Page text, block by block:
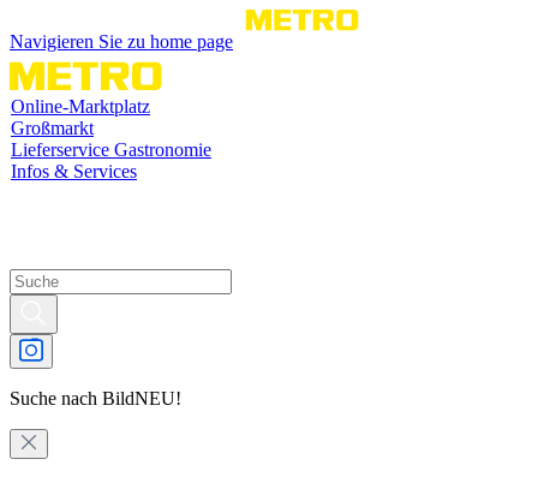
Navigieren Sie zu home page
Online-Marktplatz
Großmarkt
Lieferservice Gastronomie
Infos & Services
Suche nach BildNEU!